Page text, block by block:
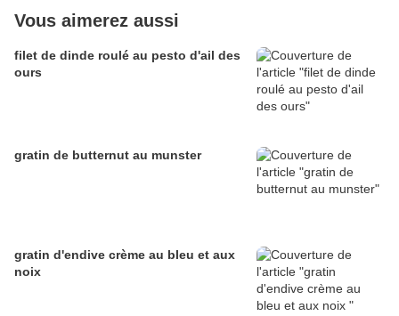
Vous aimerez aussi
filet de dinde roulé au pesto d'ail des
ours
gratin de butternut au munster
gratin d'endive crème au bleu et aux
noix